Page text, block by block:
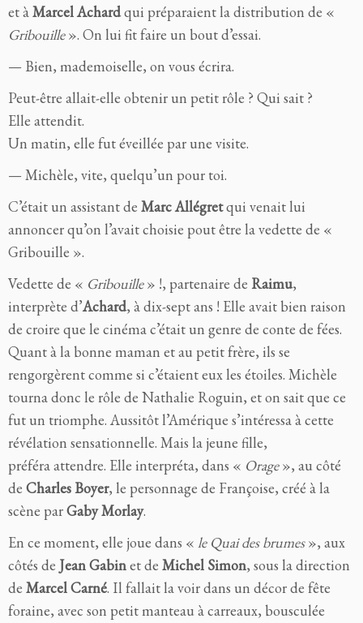
et àMarcel Achardqui préparaient la distribution de «
Gribouille». On lui fit faire un bout d’essai.
— Bien, mademoiselle, on vous écrira.
Peut-être allait-elle obtenir un petit rôle ? Qui sait ?
Elle attendit.
Un matin, elle fut éveillée par une visite.
— Michèle, vite, quelqu’un pour toi.
C’était un assistant de Marc Allégretqui venait lui
annoncer qu’on l’avait choisie pout être la vedette de «
Gribouille ».
Vedette de « Gribouille» !, partenaire de Raimu,
interprète d’Achard, à dix-sept ans ! Elle avait bien raison
de croire que le cinéma c’était un genre de conte de fées.
Quant à la bonne maman et au petit frère, ils se
rengorgèrent comme si c’étaient eux les étoiles. Michèle
tourna donc le rôle de Nathalie Roguin, et on sait que ce
fut un triomphe. Aussitôt l’Amérique s’intéressa à cette
révélation sensationnelle. Mais la jeune fille,
préféra attendre. Elle interpréta, dans « Orage», au côté
de Charles Boyer, le personnage de Françoise, créé à la
scène parGaby Morlay.
En ce moment, elle joue dans « le Quai des brumes», aux
côtés de Jean Gabinet de Michel Simon, sous la direction
de Marcel Carné. Il fallait la voir dans un décor de fête
foraine, avec son petit manteau à carreaux, bousculée